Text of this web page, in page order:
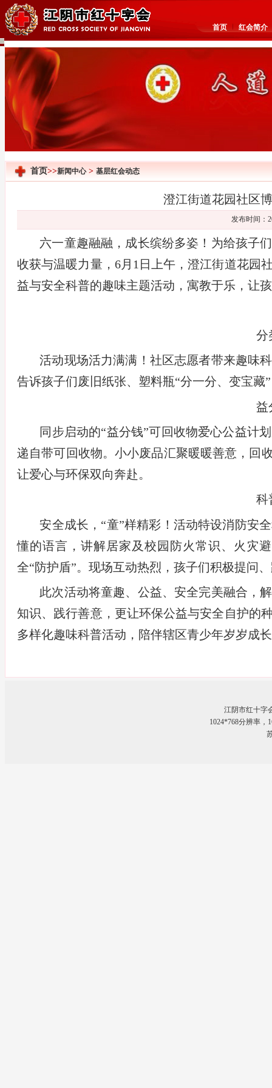
首页 红会简介
首页>>新闻中心> 基层红会动态
澄江街道花园社区
发布时间：
六一童趣融融，成长缤纷多姿！为给孩子
收获与温暖力量， 6月1日上午，澄江街道花园
益与安全科普的趣味主题活动，寓教于乐，让
分
活动现场活力满满！社区志愿者带来趣味
告诉孩子们废旧纸张、塑料瓶“分一分、变宝藏
益
同步启动的“益分钱”可回收物爱心公益计
递自带可回收物。小小废品汇聚暖暖善意，回
让爱心与环保双向奔赴。
科
安全成长， “童”样精彩！活动特设消防安
懂的语言，讲解居家及校园防火常识、火灾
全“防护盾”。现场互动热烈，孩子们积极提问
此次活动将童趣、公益、安全完美融合，
知识、践行善意，更让环保公益与安全自护的
多样化趣味科普活动，陪伴辖区青少年岁岁成
江阴市红十字
1024*768分辨率，